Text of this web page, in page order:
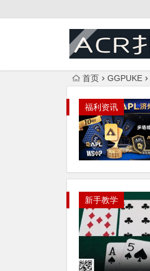
首页 GGPUKE
福利资讯
新手教学